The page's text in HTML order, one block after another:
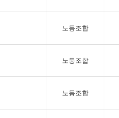
노동조합
노동조합
노동조합